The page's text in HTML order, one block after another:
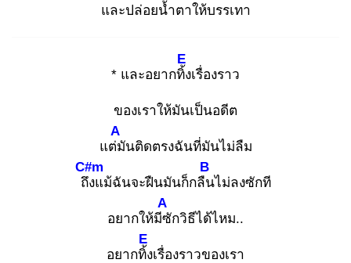
และปล่อยน้ำตาให้บรรเทา
* และอยากทิ้ง
E
เรื่องราว
ของเราให้มันเป็นอดีต
แต่มั
A
นติดตรงฉันที่มันไม่ลืม
ถึง
C#m
แม้ฉันจะฝืนมันก็กลืน
B
ไม่ลงซักที
อยากให้มีซั
A
กวิธีได้ไหม..
อยากทิ้ง
E
เรื่องราวของเรา